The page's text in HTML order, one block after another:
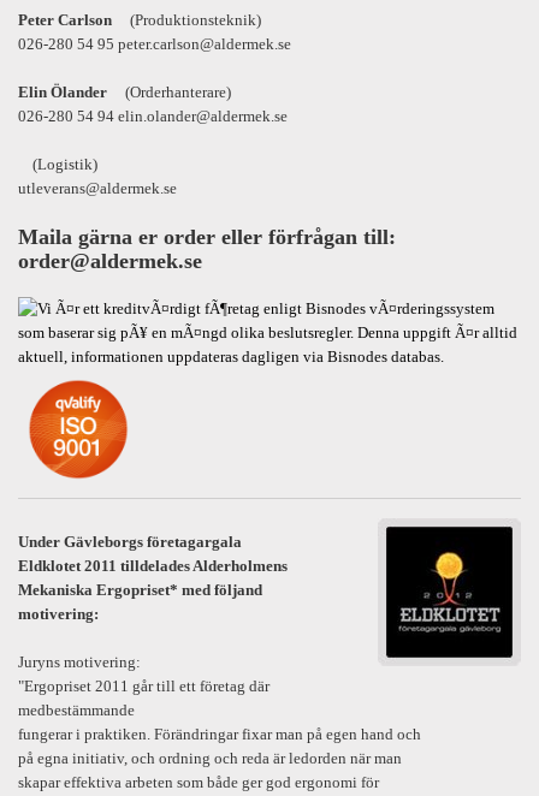
Peter Carlson
(Produktionsteknik)
026-280 54 95 peter.carlson@aldermek.se
Elin Ölander
(Orderhanterare)
026-280 54 94 elin.olander@aldermek.se
(Logistik)
utleverans@aldermek.se
Maila gärna er order eller förfrågan till:
order@aldermek.se
Under Gävleborgs företagargala
Eldklotet 2011 tilldelades Alderholmens
Mekaniska Ergopriset* med följand
motivering:
Juryns motivering:
"Ergopriset 2011 går till ett företag där
medbestämmande
fungerar i praktiken. Förändringar fixar man på egen hand och
på egna initiativ, och ordning och reda är ledorden när man
skapar effektiva arbeten som både ger god ergonomi för